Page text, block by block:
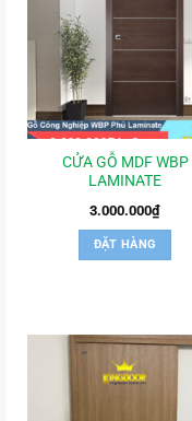
CỬA GỖ MDF WBP
LAMINATE
3.000.000₫
ĐẶT HÀNG